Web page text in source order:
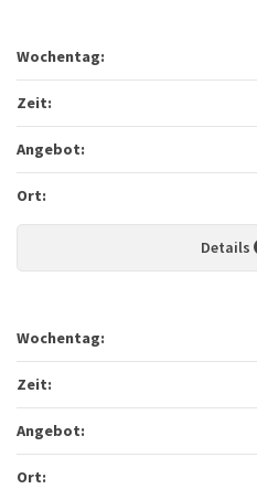
Wochentag:
Zeit:
Angebot:
Ort:
Details
Wochentag:
Zeit:
Angebot:
Ort: